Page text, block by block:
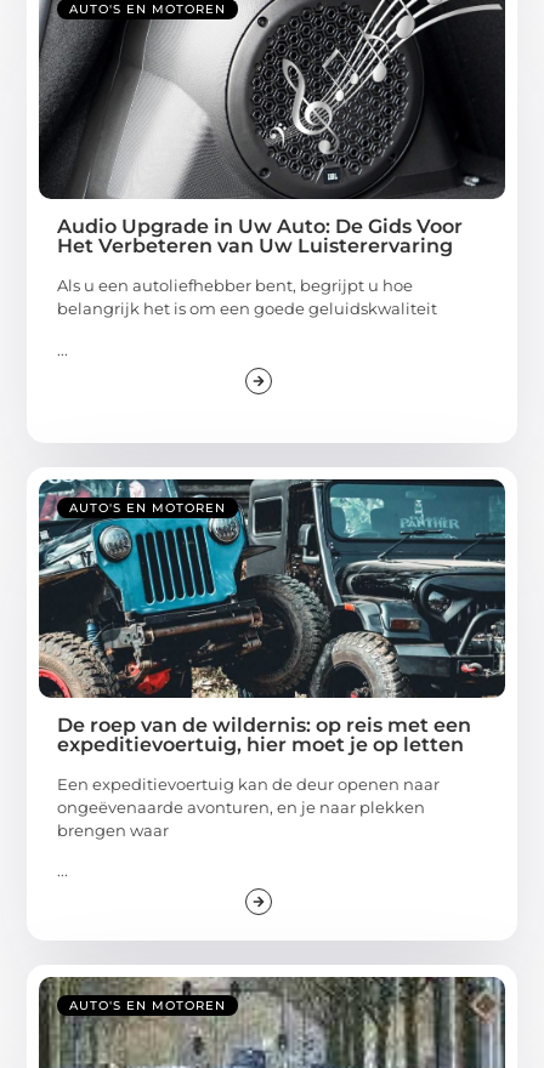
AUTO'S EN MOTOREN
Audio Upgrade in Uw Auto: De Gids Voor
Het Verbeteren van Uw Luisterervaring
Als u een autoliefhebber bent, begrijpt u hoe
belangrijk het is om een goede geluidskwaliteit
...
AUTO'S EN MOTOREN
De roep van de wildernis: op reis met een
expeditievoertuig, hier moet je op letten
Een expeditievoertuig kan de deur openen naar
ongeëvenaarde avonturen, en je naar plekken
brengen waar
...
AUTO'S EN MOTOREN